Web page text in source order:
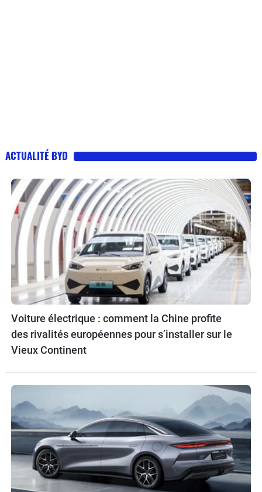
ACTUALITÉ BYD
Voiture électrique : comment la Chine profite
des rivalités européennes pour s’installer sur le
Vieux Continent